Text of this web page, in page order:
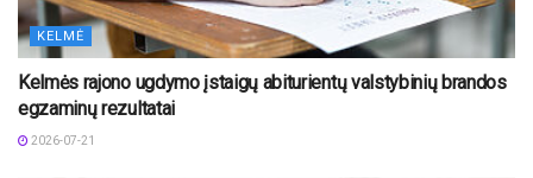
KELMĖ
Kelmės rajono ugdymo įstaigų abiturientų valstybinių brandos
egzaminų rezultatai
2026-07-21